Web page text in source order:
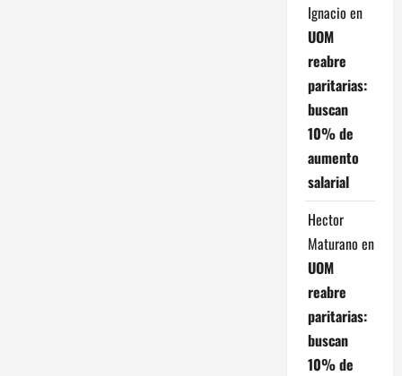
Ignacio en
UOM
reabre
paritarias:
buscan
10% de
aumento
salarial
Hector
Maturano en
UOM
reabre
paritarias:
buscan
10% de